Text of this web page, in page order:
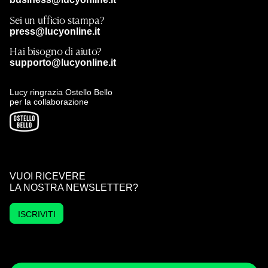
Sei un ufficio stampa?
press@lucyonline.it
Hai bisogno di aiuto?
supporto@lucyonline.it
Lucy ringrazia Ostello Bello
per la collaborazione
VUOI RICEVERE
LA NOSTRA NEWSLETTER?
ISCRIVITI